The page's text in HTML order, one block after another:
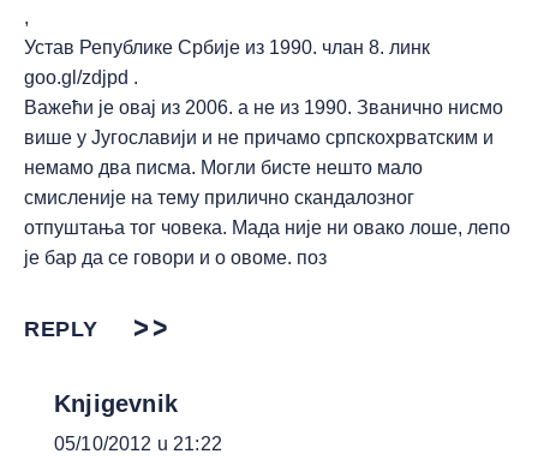
,
Устав Републике Србије из 1990. члан 8. линк
goo.gl/zdjpd .
Важећи је овај из 2006. а не из 1990. Званично нисмо
више у Југославији и не причамо српскохрватским и
немамо два писма. Могли бисте нешто мало
смисленије на тему прилично скандалозног
отпуштања тог човека. Мада није ни овако лоше, лепо
је бар да се говори и о овоме. поз
REPLY
Knjigevnik
05/10/2012 u 21:22